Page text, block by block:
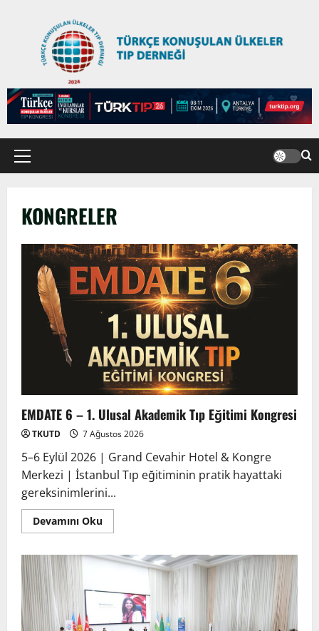
KONGRELER
EMDATE 6 – 1. Ulusal Akademik Tıp Eğitimi Kongresi
TKUTD 7 Ağustos 2026
5–6 Eylül 2026 | Grand Cevahir Hotel & Kongre
Merkezi | İstanbul Tıp eğitiminin pratik hayattaki
gereksinimlerini...
Devamını Oku